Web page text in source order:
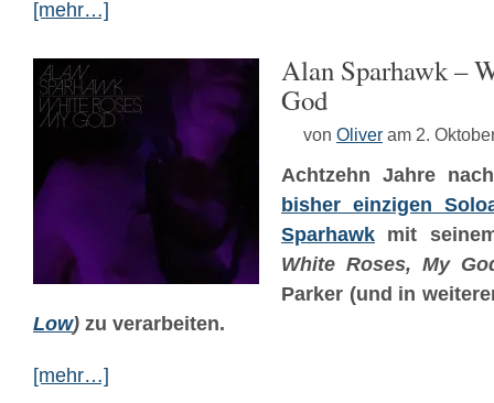
[mehr…]
Alan Sparhawk –
God
von Oliver am 2.
Achtzehn Jahre
bisher einzigen
Sparhawk mit
White Roses, My
Parker (und in
Low) zu verarbeiten.
[mehr…]